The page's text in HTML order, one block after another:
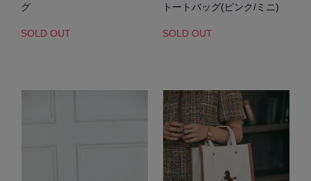
グ
SOLD OUT
トートバッグ(ピンク/ミニ)
SOLD OUT